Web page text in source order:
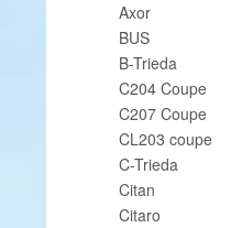
Axor
BUS
B-Trieda
C204 Coupe
C207 Coupe
CL203 coupe
C-Trieda
Citan
Citaro